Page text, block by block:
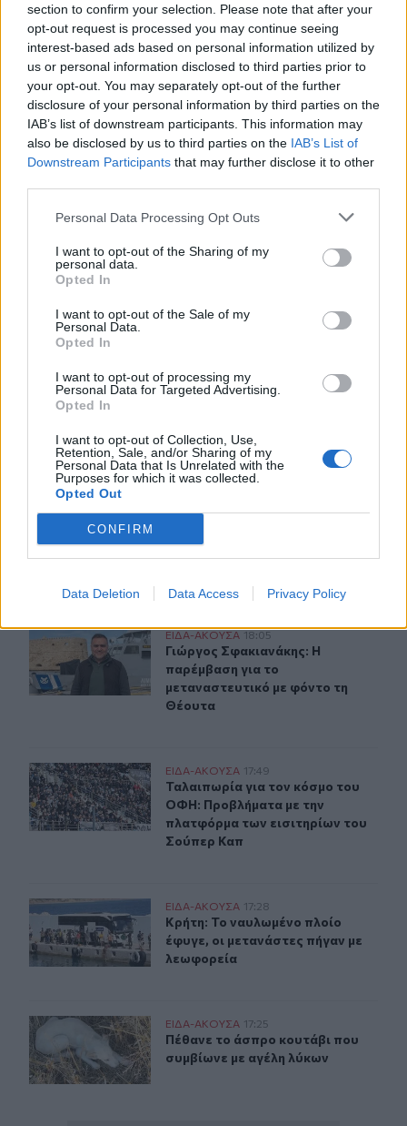
section to confirm your selection. Please note that after your
opt-out request is processed you may continue seeing
interest-based ads based on personal information utilized by
us or personal information disclosed to third parties prior to
your opt-out. You may separately opt-out of the further
disclosure of your personal information by third parties on the
IAB’s list of downstream participants. This information may
also be disclosed by us to third parties on the IAB’s List of
Downstream Participants that may further disclose it to other
Personal Data Processing Opt Outs
I want to opt-out of the Sharing of my
personal data.
Opted In
I want to opt-out of the Sale of my
Personal Data.
Opted In
I want to opt-out of processing my
Personal Data for Targeted Advertising.
Opted In
I want to opt-out of Collection, Use,
Retention, Sale, and/or Sharing of my
Personal Data that Is Unrelated with the
Purposes for which it was collected.
Opted Out
CONFIRM
Data Deletion Data Access Privacy Policy
φοιτητές σε Βόλο, Λάρισα, Τρίκαλα, Καρδίτσα και Λαμία
16:17
Συντάξεις: Αυξάνονται οι αποχωρήσεις το 2026 καθώς
περισσότεροι ασφαλισμένοι βγαίνουν νωρίτερα
Η Έμπαρος τίμησε τους νεκρούς της Κατοχής - 82 χρόνια
από τη Μεγάλη Κύκλωση
ΠΕΡΙΣΣΟΤΕΡΑ
ΣΧΕΤΙΚA AΡΘΡΑ
ΕΛ.ΑΣ Κρήτη: Ποιοι αξιωματικοί προήχθησαν - Όλα τα
προήχθησαν - Όλα τα ονόματα
Προσοχή! Ο ΕΦΚΑ… δαγκώνει τους ανυποψίαστους
ΕΙΔΑ-ΑΚΟΥΣΑ
Γιώργος Σφακιανάκης: Η παρέμβαση για το
ΕΙΔΑ-ΑΚΟΥΣΑ 18:05
Γιώργος Σφακιανάκης: Η
Γιώργος Σφακιανάκης: Η
παρέμβαση για το
μεταναστευτικό με φόντο τη
Θέουτα
Ταλαιπωρία για τον κόσμο του ΟΦΗ: Προβλήματα με
ΕΙΔΑ-ΑΚΟΥΣΑ 17:49
Ταλαιπωρία για τον κόσμο του
Ταλαιπωρία για τον κόσμο του
ΟΦΗ: Προβλήματα με την
πλατφόρμα των εισιτηρίων του
Σούπερ Καπ
Κρήτη: Το ναυλωμένο πλοίο έφυγε, οι μετανάστες
ΕΙΔΑ-ΑΚΟΥΣΑ 17:28
Κρήτη: Το ναυλωμένο πλοίο έφυγε,
Κρήτη: Το ναυλωμένο πλοίο
έφυγε, οι μετανάστες πήγαν με
λεωφορεία
Πέθανε το άσπρο κουτάβι που συμβίωνε με αγέλη λύκων
ΕΙΔΑ-ΑΚΟΥΣΑ 17:25
Πέθανε το άσπρο κουτάβι που
Πέθανε το άσπρο κουτάβι που
συμβίωνε με αγέλη λύκων